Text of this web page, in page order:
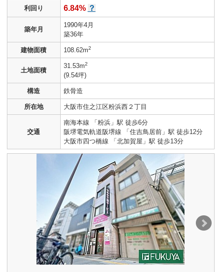
利回り 6.84% ？
築年月
1990年4月
築36年
建物面積 108.62m2
土地面積
31.53m2
(9.54坪)
構造 鉄骨造
所在地 大阪市住之江区粉浜西２丁目
交通
南海本線 「粉浜」駅 徒歩6分
阪堺電気軌道阪堺線 「住吉鳥居前」駅 徒歩12分
大阪市四つ橋線 「北加賀屋」駅 徒歩13分